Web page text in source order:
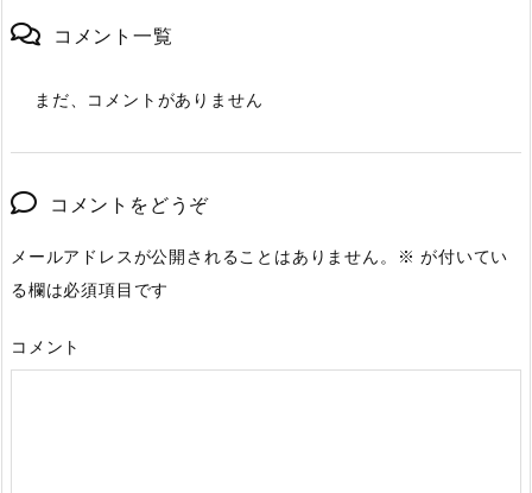
コメント一覧
まだ、コメントがありません
コメントをどうぞ
メールアドレスが公開されることはありません。 ※ が付いてい
る欄は必須項目です
コメント